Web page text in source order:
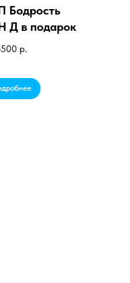
Бодрость
в подарок
р.